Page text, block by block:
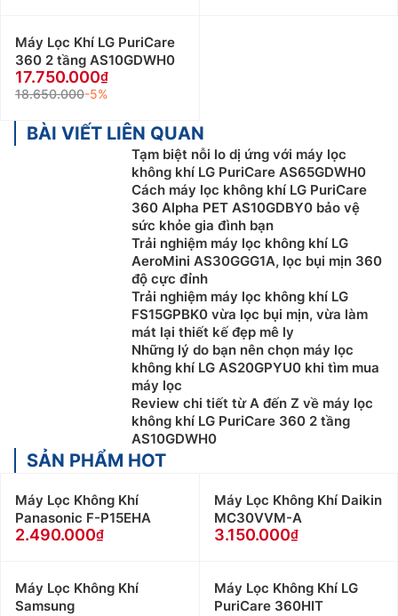
Máy Lọc Khí LG PuriCare
360 2 tầng AS10GDWH0
17.750.000
18.650.000-5%
BÀI VIẾT LIÊN QUAN
Tạm biệt nỗi lo dị ứng với máy lọc
không khí LG PuriCare AS65GDWH0
Cách máy lọc không khí LG PuriCare
360 Alpha PET AS10GDBY0 bảo vệ
sức khỏe gia đình bạn
Trải nghiệm máy lọc không khí LG
AeroMini AS30GGG1A, lọc bụi mịn 360
độ cực đỉnh
Trải nghiệm máy lọc không khí LG
FS15GPBK0 vừa lọc bụi mịn, vừa làm
mát lại thiết kế đẹp mê ly
Những lý do bạn nên chọn máy lọc
không khí LG AS20GPYU0 khi tìm mua
máy lọc
Review chi tiết từ A đến Z về máy lọc
không khí LG PuriCare 360 2 tầng
AS10GDWH0
SẢN PHẨM HOT
Máy Lọc Không Khí
Panasonic F-P15EHA
2.490.000
Máy Lọc Không Khí Daikin
MC30VVM-A
3.150.000
Máy Lọc Không Khí
Samsung
Máy Lọc Không Khí LG
PuriCare 360HIT